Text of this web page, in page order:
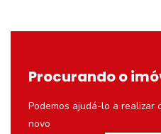
Procurando o
Podemos ajudá-lo a realizar
novo